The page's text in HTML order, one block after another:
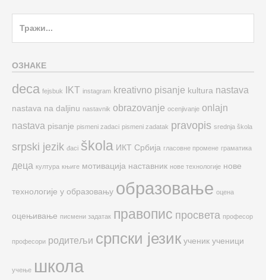
ОЗНАКЕ
deca fejsbuk IKT instagram kreativno pisanje kultura nastava
nastava na daljinu nastavnik obrazovanje ocenjivanje onlajn
nastava pisanje pismeni zadaci pismeni zadatak pravopis srednja škola
srpski jezik đaci škola ИКТ Србија гласовне промене граматика
деца култура књиге мотивација наставник нове технологије нове
технологије у образовању образовање оцена
оцењивање писмени задатак правопис просвета професор
професори родитељи српски језик ученик ученици
учење школа